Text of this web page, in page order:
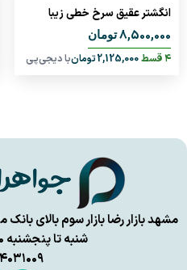
انگشتر عقیق سرخ خطی زیبا
8,500,000تومان
۴ قسط 2,125,000تومانبا دیجی‌پی
مشهد بازار رضا بازار سوم بالای بانک
شنبه تا پنجشنبه ۱۰ صبح تا ۹ شب